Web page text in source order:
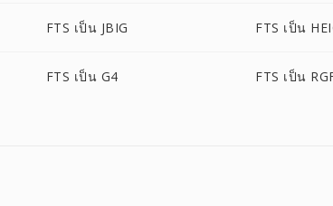
FTS เป็น JBIG FTS เป็น
FTS เป็น G4 FTS เป็น